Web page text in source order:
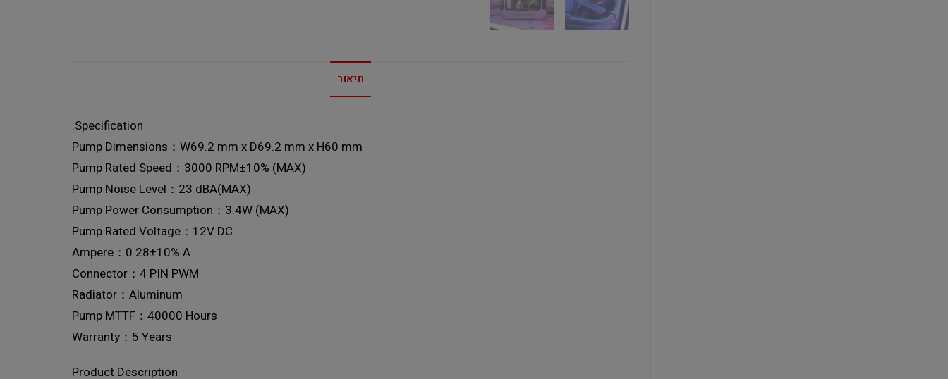
תיאור
Specification:
Pump Dimensions：W69.2 mm x D69.2 mm x H60 mm
Pump Rated Speed：3000 RPM±10% (MAX)
Pump Noise Level：23 dBA(MAX)
Pump Power Consumption：3.4W (MAX)
Pump Rated Voltage：12V DC
Ampere：0.28±10% A
Connector：4 PIN PWM
Radiator：Aluminum
Pump MTTF：40000 Hours
Warranty：5 Years
Product Description